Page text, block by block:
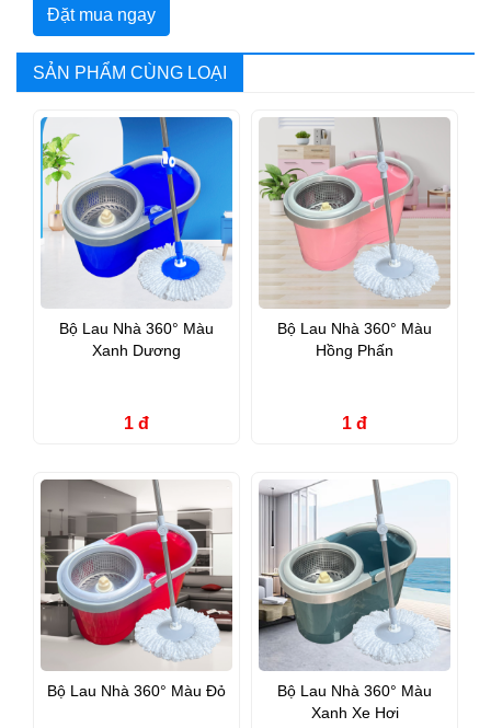
Đặt mua ngay
SẢN PHẨM CÙNG LOẠI
Bộ Lau Nhà 360° Màu
Xanh Dương
1 đ
Bộ Lau Nhà 360° Màu
Hồng Phấn
1 đ
Bộ Lau Nhà 360° Màu Đỏ
Bộ Lau Nhà 360° Màu
Xanh Xe Hơi